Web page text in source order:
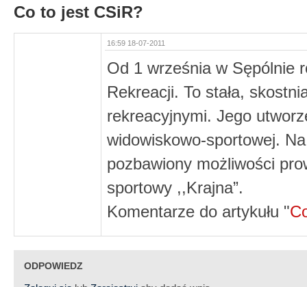
Co to jest CSiR?
16:59 18-07-2011
Od 1 września w Sępólnie
Rekreacji. To stała,
rekreacyjnymi. Jego
widowiskowo-sportowej.
pozbawiony możliwości
sportowy ,,Krajna”.
Komentarze do artykułu "
ODPOWIEDZ